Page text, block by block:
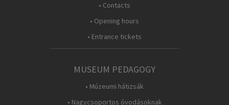
• Contacts
• Opening hours
• Entrance tickets
MUSEUM PEDAGOGY
• Múzeumi hátizsák
• Nagycsoportos óvodásoknak